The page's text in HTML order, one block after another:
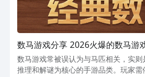
数马游戏分享 2026火爆的数马游
数马游戏常被误认为与马匹相关，实
推理和解谜为核心的手游品类。玩家